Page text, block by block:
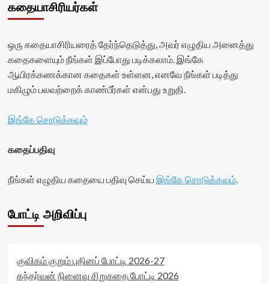
கதையாசிரியர்கள்
ஒரு கதையாசிரியரைத் தேர்ந்தெடுத்து, அவர் எழுதிய அனைத்து
கதைகளையும் நீங்கள் இப்போது படிக்கலாம். இங்கே
ஆயிரக்கணக்கான கதைகள் உள்ளன, எனவே நீங்கள் படித்து
மகிழும் பலவற்றைக் காண்பீர்கள் என்பது உறுதி.
இங்கே சொடுக்கவும்
கதைப்பதிவு
நீங்கள் எழுதிய கதையை பதிவு செய்ய இங்கே சொடுக்கவும்.
போட்டி அறிவிப்பு
குவிகம் குறும் புதினப் போட்டி 2026-27
கந்தர்வன் நினைவு சிறுகதை போட்டி 2026